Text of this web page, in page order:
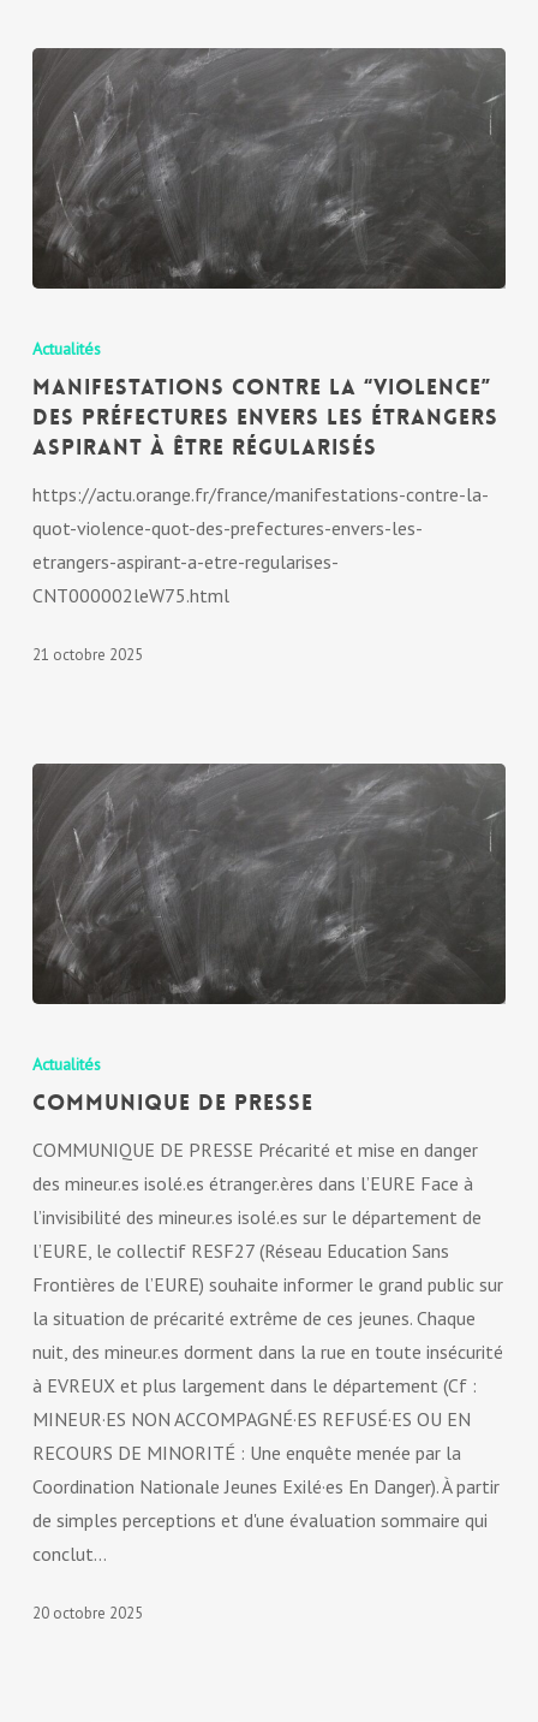
Actualités
Manifestations contre la “violence”
des préfectures envers les étrangers
aspirant à être régularisés
https://actu.orange.fr/france/manifestations-contre-la-
quot-violence-quot-des-prefectures-envers-les-
etrangers-aspirant-a-etre-regularises-
CNT000002leW75.html
21 octobre 2025
Actualités
COMMUNIQUE DE PRESSE
COMMUNIQUE DE PRESSE Précarité et mise en danger
des mineur.es isolé.es étranger.ères dans l’EURE Face à
l’invisibilité des mineur.es isolé.es sur le département de
l’EURE, le collectif RESF27 (Réseau Education Sans
Frontières de l’EURE) souhaite informer le grand public sur
la situation de précarité extrême de ces jeunes. Chaque
nuit, des mineur.es dorment dans la rue en toute insécurité
à EVREUX et plus largement dans le département (Cf :
MINEUR·ES NON ACCOMPAGNÉ·ES REFUSÉ·ES OU EN
RECOURS DE MINORITÉ : Une enquête menée par la
Coordination Nationale Jeunes Exilé·es En Danger). À partir
de simples perceptions et d'une évaluation sommaire qui
conclut…
20 octobre 2025